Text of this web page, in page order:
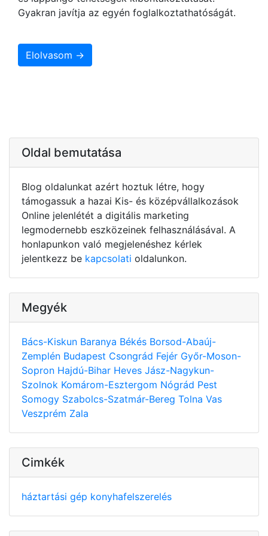
Gyakran javítja az egyén foglalkoztathatóságát.
Elolvasom →
Oldal bemutatása
Blog oldalunkat azért hoztuk létre, hogy
támogassuk a hazai Kis- és középvállalkozások
Online jelenlétét a digitális marketing
legmodernebb eszközeinek felhasználásával. A
honlapunkon való megjelenéshez kérlek
jelentkezz be kapcsolati oldalunkon.
Megyék
Bács-Kiskun Baranya Békés Borsod-Abaúj-
Zemplén Budapest Csongrád Fejér Győr-Moson-
Sopron Hajdú-Bihar Heves Jász-Nagykun-
Szolnok Komárom-Esztergom Nógrád Pest
Somogy Szabolcs-Szatmár-Bereg Tolna Vas
Veszprém Zala
Cimkék
háztartási gép konyhafelszerelés